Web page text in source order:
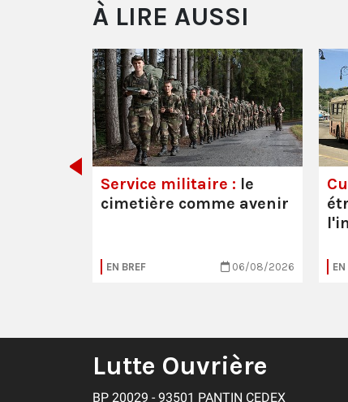
À LIRE AUSSI
Service militaire : le
cimetière comme avenir
EN BREF 06/08/2026 EN
Lutte Ouvrière
BP 20029 - 93501 PANTIN CEDEX